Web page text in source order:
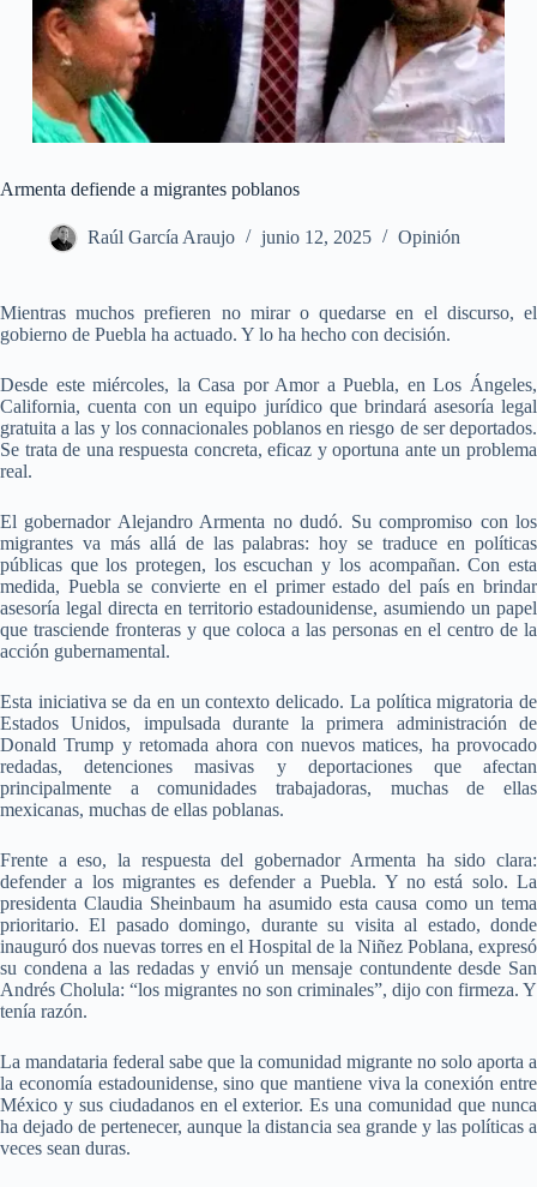
Armenta defiende a migrantes poblanos
Raúl García Araujo junio 12, 2025 Opinión
Mientras muchos prefieren no mirar o quedarse en el discurso, el
gobierno de Puebla ha actuado. Y lo ha hecho con decisión.
Desde este miércoles, la Casa por Amor a Puebla, en Los Ángeles,
California, cuenta con un equipo jurídico que brindará asesoría legal
gratuita a las y los connacionales poblanos en riesgo de ser deportados.
Se trata de una respuesta concreta, eficaz y oportuna ante un problema
real.
El gobernador Alejandro Armenta no dudó. Su compromiso con los
migrantes va más allá de las palabras: hoy se traduce en políticas
públicas que los protegen, los escuchan y los acompañan. Con esta
medida, Puebla se convierte en el primer estado del país en brindar
asesoría legal directa en territorio estadounidense, asumiendo un papel
que trasciende fronteras y que coloca a las personas en el centro de la
acción gubernamental.
Esta iniciativa se da en un contexto delicado. La política migratoria de
Estados Unidos, impulsada durante la primera administración de
Donald Trump y retomada ahora con nuevos matices, ha provocado
redadas, detenciones masivas y deportaciones que afectan
principalmente a comunidades trabajadoras, muchas de ellas
mexicanas, muchas de ellas poblanas.
Frente a eso, la respuesta del gobernador Armenta ha sido clara:
defender a los migrantes es defender a Puebla. Y no está solo. La
presidenta Claudia Sheinbaum ha asumido esta causa como un tema
prioritario. El pasado domingo, durante su visita al estado, donde
inauguró dos nuevas torres en el Hospital de la Niñez Poblana, expresó
su condena a las redadas y envió un mensaje contundente desde San
Andrés Cholula: “los migrantes no son criminales”, dijo con firmeza. Y
tenía razón.
La mandataria federal sabe que la comunidad migrante no solo aporta a
la economía estadounidense, sino que mantiene viva la conexión entre
México y sus ciudadanos en el exterior. Es una comunidad que nunca
ha dejado de pertenecer, aunque la distancia sea grande y las políticas a
veces sean duras.